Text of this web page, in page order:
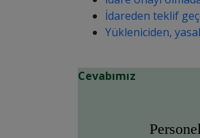
İdareden teklif
Yükleniciden,
Cevabımız
Personel